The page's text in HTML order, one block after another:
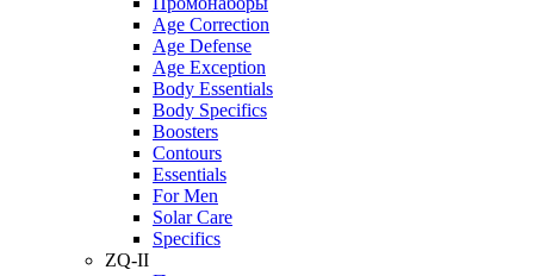
Age Correction
Age Defense
Age Exception
Body Essentials
Body Specifics
Boosters
Contours
Essentials
For Men
Solar Care
Specifics
ZQ-II